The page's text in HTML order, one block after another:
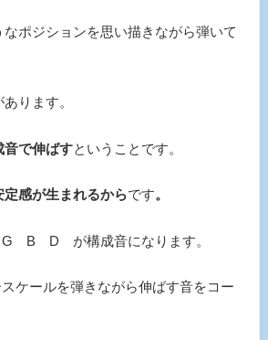
ポジションを思い描きながら弾いて
ります。
音で伸ばすということです。
定感が生まれるからです。
G B D が構成音になります。
ケールを弾きながら伸ばす音をコー